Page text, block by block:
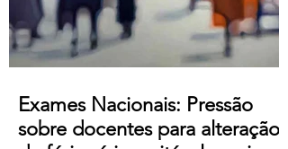
Exames Nacionais: Pressão
sobre docentes para alteração